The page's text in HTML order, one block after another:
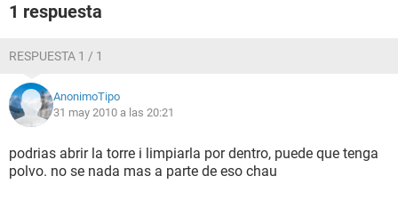
1 respuesta
RESPUESTA 1 / 1
AnonimoTipo
31 may 2010 a las 20:21
podrias abrir la torre i limpiarla por dentro, puede que tenga
polvo. no se nada mas a parte de eso chau